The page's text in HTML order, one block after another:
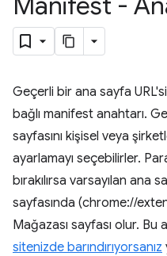
Geçerli bir ana sayfa
bağlı manifest anahtarı.
sayfasını kişisel veya
ayarlamayı seçebilirler.
bırakılırsa varsayılan ana
sayfasında (chrome://
Mağazası sayfası olur. Bu
sitenizde barındırıyorsanız